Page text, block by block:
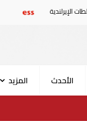
سوريا
الأحدث
المزيد